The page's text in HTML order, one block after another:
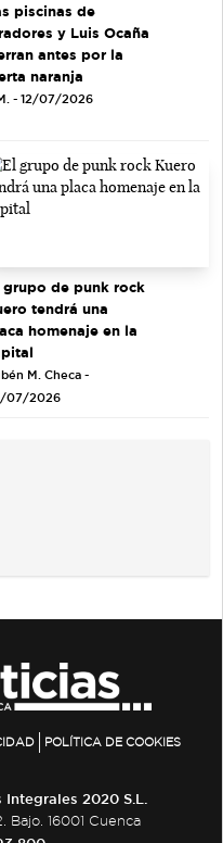
piscinas de
y Luis Ocaña
antes por la
naranja
- 12/07/2026
grupo de punk rock
tendrá una
homenaje en la
M. Checa -
07/2026
POLÍTICA DE COOKIES
2020 S.L.
Bajo. 16001 Cuenca